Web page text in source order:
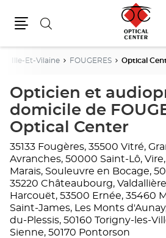
Rechercher
Ille-Et-Vilaine FOUGERES Optical
Opticien et
domicile de
Optical Center
35133 Fougères, 35500 Vitré,
Avranches, 50000 Saint-Lô,
Marais, Souleuvre en Bocage,
35220 Châteaubourg,
Harcouët, 53500 Ernée, 35460
Saint-James, Les Monts
du-Plessis, 50160 Torigny-les-
Sienne, 50170 Pontorson